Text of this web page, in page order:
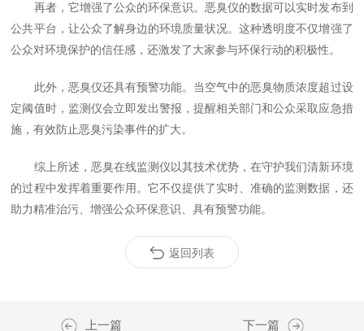
再者，它增强了公众的环保意识。恶臭仪的数据可以实时发布到
公共平台，让公众了解身边的环境质量状况。这种透明度不仅增强了
公众对环境保护的信任感，还激发了大家参与环保行动的积极性。
此外，恶臭仪还具有预警功能。当空气中的恶臭物质浓度超过设
定阈值时，监测仪会立即发出警报，提醒相关部门和公众采取应急措
施，有效防止恶臭污染事件的扩大。
综上所述，恶臭在线监测仪以其技术优势，在守护我们清新环境
的过程中发挥着重要作用。它不仅提供了实时、准确的监测数据，还
助力精准治污、增强公众环保意识、具有预警功能。
返回列表
上一篇 下一篇